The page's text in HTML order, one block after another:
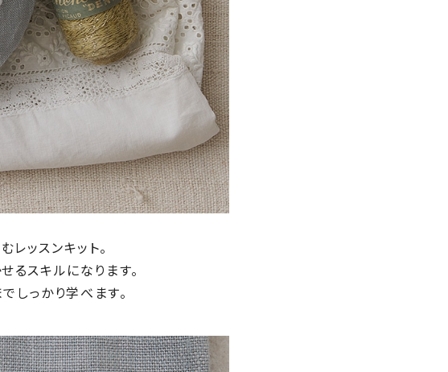
ッスンキット。
るスキルになります。
しっかり学べます。